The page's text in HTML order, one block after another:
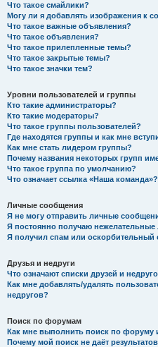
Что такое смайлики?
Могу ли я добавлять изображения к
Что такое важные объявления?
Что такое объявления?
Что такое прилепленные темы?
Что такое закрытые темы?
Что такое значки тем?
Уровни пользователей и группы
Кто такие администраторы?
Кто такие модераторы?
Что такое группы пользователей?
Где находятся группы и как мне
Как мне стать лидером группы?
Почему названия некоторых групп
Что такое группа по умолчанию?
Что означает ссылка «Наша команда»?
Личные сообщения
Я не могу отправить личные
Я постоянно получаю
Я получил спам или оскорбительный
Друзья и недруги
Что означают списки друзей и
Как мне добавлять/удалять
недругов?
Поиск по форумам
Как мне выполнить поиск по форуму
Почему мой поиск не даёт